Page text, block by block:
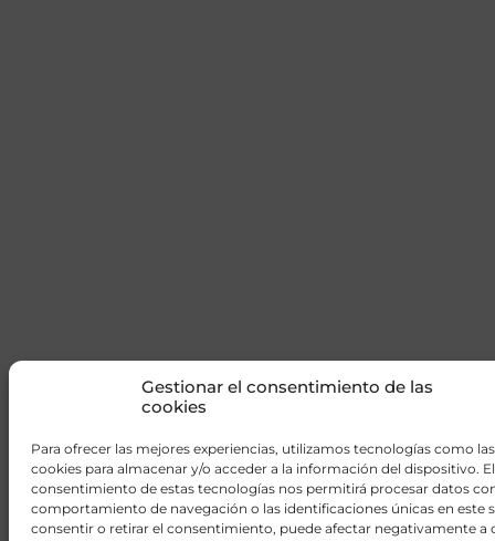
Gestionar el consentimiento de las
cookies
Para ofrecer las mejores experiencias, utilizamos tecnologías como las
cookies para almacenar y/o acceder a la información del dispositivo. El
consentimiento de estas tecnologías nos permitirá procesar datos
comportamiento de navegación o las identificaciones únicas en este
consentir o retirar el consentimiento, puede afectar negativamente a